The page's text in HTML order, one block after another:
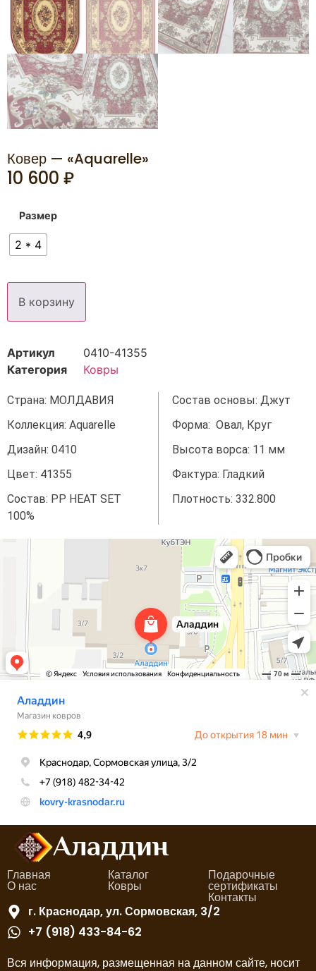
Ковер — «Aquarelle»
10 600 ₽
Размер
2 * 4
В корзину
Артикул
0410-41355
Категория
Ковры
Страна: МОЛДАВИЯ
Коллекция: Aquarelle
Дизайн: 0410
Цвет: 41355
Состав: PP HEAT SET
100%
Состав основы: Джут
Форма: Овал, Круг
Высота ворса: 11 мм
Фактура: Гладкий
Плотность: 332.800
Аладдин
Главная
О нас
Каталог
Ковры
Подарочные
сертификаты
Контакты
г. Краснодар, ул. Сормовская, 3/2
+7 (918) 433-84-62
Вся информация, размещенная на данном сайте, носит